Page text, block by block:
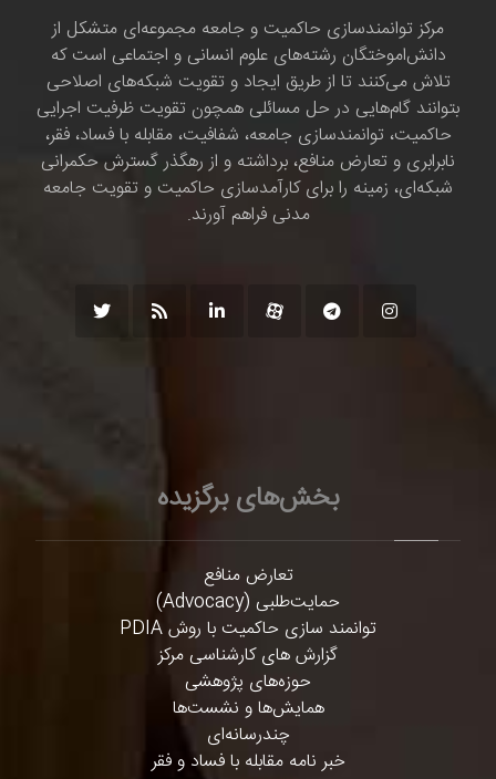
مرکز توانمندسازی حاکمیت و جامعه مجموعه‌ای متشکل از
دانش‌اموختگان رشته‌های علوم انسانی و اجتماعی است که
تلاش می‌کنند تا از طریق ایجاد و تقویت شبکه‌های اصلاحی
بتوانند گام‌هایی در حل مسائلی همچون تقویت ظرفیت اجرایی
حاکمیت، توانمندسازی جامعه، شفافیت، مقابله با فساد، فقر،
نابرابری و تعارض منافع، برداشته و از رهگذر گسترش حکمرانی
شبکه‌ای، زمینه را برای کارآمدسازی حاکمیت و تقویت جامعه
مدنی فراهم آورند.
بخش‌های برگزیده
تعارض منافع
حمایت‌طلبی (Advocacy)
توانمند سازی حاکمیت با روش PDIA
گزارش های کارشناسی مرکز
حوزه‌های پژوهشی
همایش‌ها و نشست‌ها
چندرسانه‌ای
خبر نامه مقابله با فساد و فقر